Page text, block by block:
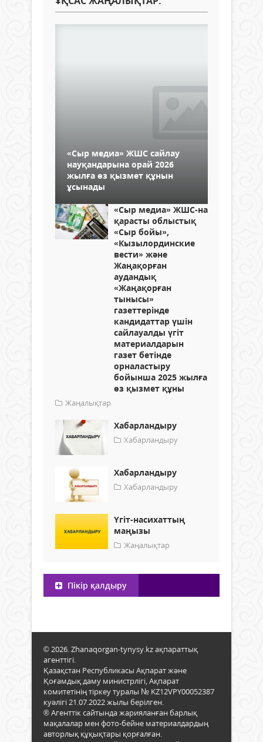
«Сыр медиа» ЖШС сайлау
науқандарына орай 2026
жылға өз қызмет құнын
ұсынады
«Сыр медиа» ЖШС-на
қарасты облыстық
«Сыр бойы»,
«Кызылординские
вести» және
Жаңақорған
аудандық
«Жаңақорған
тынысы»
газеттерінде
кандидаттар үшін
сайлауалды үгіт
материалдарын
газет бетінде
орналастыру
бойынша 2025 жылға
өз қызмет құны
Жаңалықтар
Хабарландыру
Хабарландыру
Хабарландыру
Хабарландыру
Үгіт-насихаттың
маңызы
Жаңалықтар
Пікір қалдыру
© 2026. Zhanaqorgan-tynysy.kz ақпараттық
агенттігі.
Қазақстан Республикасы Ақпарат және
Қоғамдық даму министрлігі, Ақпарат
комитетінің тіркеу туралы № KZ12VPY00052387
куәлігі 21.07.2022 жылы берілген.
® Агенттік сайтында жарияланған барлық
мақалалар мен фото-бейне материалдардың
авторлық құқықтары қорғалған.